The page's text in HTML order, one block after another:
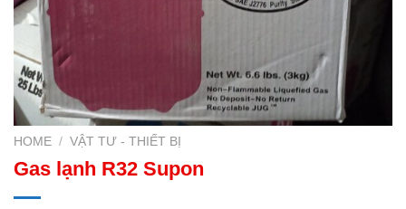
HOME / VẬT TƯ - THIẾT BỊ
Gas lạnh R32 Supon